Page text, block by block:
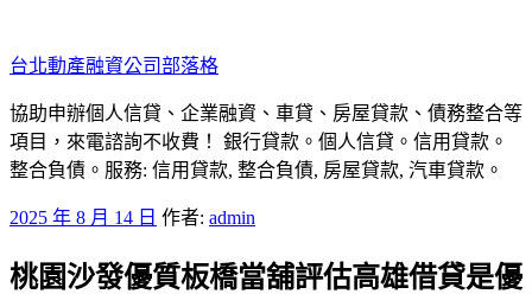
至
主
要
內
容
台北動產融資公司部落格
協助申辦個人信貸、企業融資、車貸、房屋貸款、債務整合等
項目，來電諮詢不收費！ 銀行貸款。個人信貸。信用貸款。
整合負債。服務: 信用貸款, 整合負債, 房屋貸款, 汽車貸款。
發
於
2025 年 8 月 14 日 作者: admin
桃園沙發優質板橋當舖評估高雄借貸是優